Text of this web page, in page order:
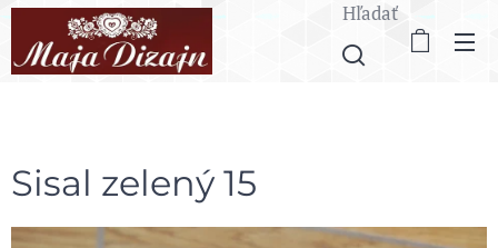
Hľadať
Sisal zelený 15